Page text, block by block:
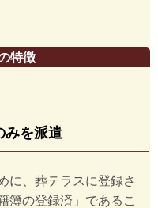
特徴
を派遣
に、葬テラスに登録さ
簿の登録済」であるこ